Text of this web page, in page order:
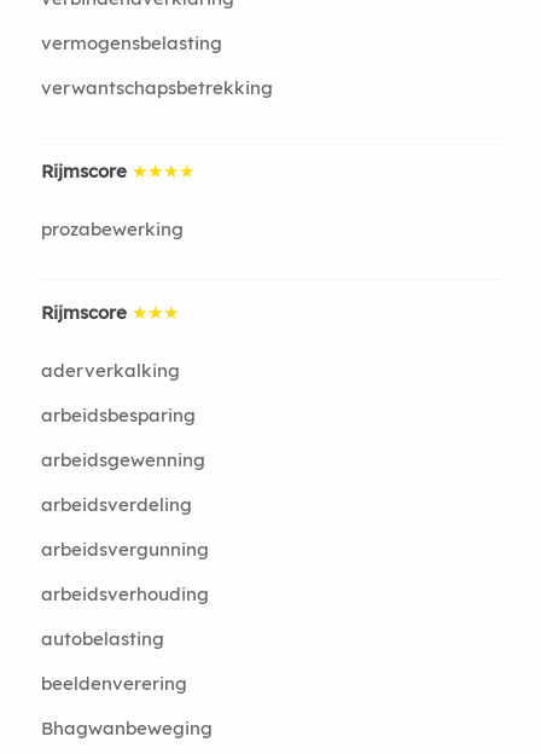
vermogensbelasting
verwantschapsbetrekking
Rijmscore ★★★★
prozabewerking
Rijmscore ★★★
aderverkalking
arbeidsbesparing
arbeidsgewenning
arbeidsverdeling
arbeidsvergunning
arbeidsverhouding
autobelasting
beeldenverering
Bhagwanbeweging